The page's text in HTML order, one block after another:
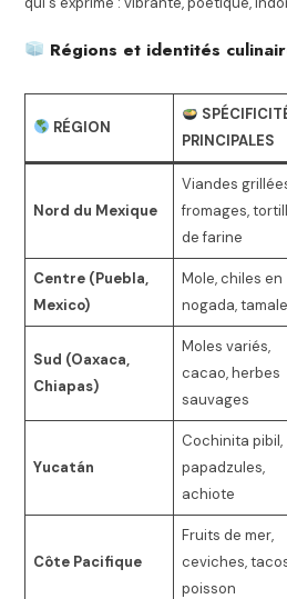
Régions et identités
RÉGION
PRINCIPALES
Nord du Mexique
Viandes
fromages,
de farine
Centre (Puebla,
Mexico)
Mole, chiles en
nogada,
Sud (Oaxaca,
Chiapas)
Moles variés,
cacao, herbes
sauvages
Yucatán
Cochinita pibil,
papadzules,
achiote
Côte Pacifique
Fruits de mer,
ceviches,
poisson